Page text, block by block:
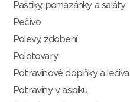
Paštiky, pomazánky a saláty
Pečivo
Polevy, zdobení
Polotovary
Potravinové doplňky a léčiva
Potraviny v aspiku